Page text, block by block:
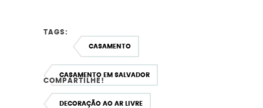
TAGS:
CASAMENTO
CASAMENTO EM SALVADOR
DECORAÇÃO AO AR LIVRE
COMPARTILHE!